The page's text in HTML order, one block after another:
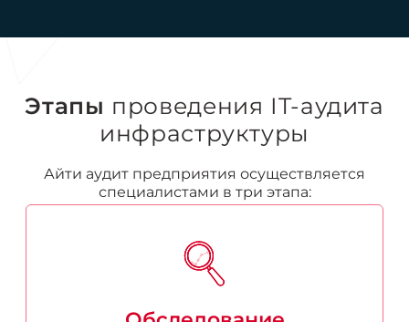
Этапы проведения IT-аудита
инфраструктуры
Айти аудит предприятия осуществляется
специалистами в три этапа: